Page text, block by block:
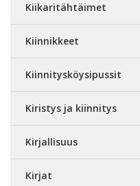
Kiikaritähtäimet
Kiinnikkeet
Kiinnitysköysipussit
Kiristys ja kiinnitys
Kirjallisuus
Kirjat